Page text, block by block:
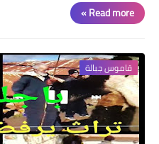
Read more »
قاموس جبالة